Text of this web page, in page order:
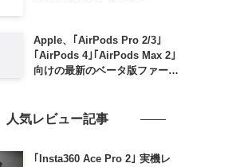
Apple、｢AirPods Pro 2/3｣
｢AirPods 4｣｢AirPods Max 2｣
向けの最新のベータ版ファーム
人気レビュー記事
｢Insta360 Ace Pro 2｣ 実機レ